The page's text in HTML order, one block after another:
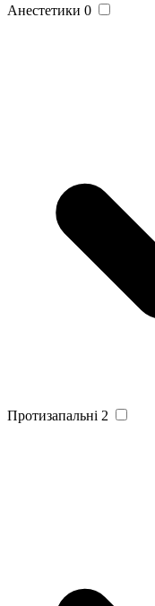
Анестетики 0
Протизапальні 2